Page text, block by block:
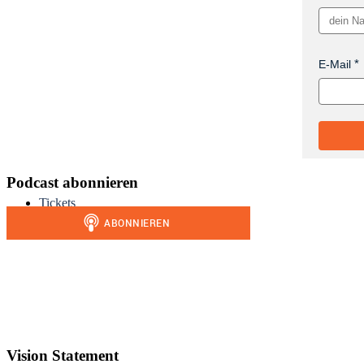
Tickets
E-Mail
Podcast abonnieren
Vision Statement